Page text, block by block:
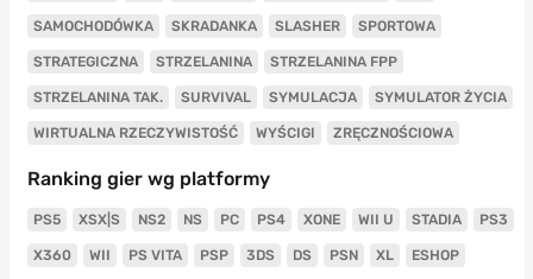
SAMOCHODÓWKA SKRADANKA SLASHER SPORTOWA
STRATEGICZNA STRZELANINA STRZELANINA FPP
STRZELANINA TAK. SURVIVAL SYMULACJA SYMULATOR ŻYCIA
WIRTUALNA RZECZYWISTOŚĆ WYŚCIGI ZRĘCZNOŚCIOWA
Ranking gier wg platformy
PS5 XSX|S NS2 NS PC PS4 XONE WII U STADIA PS3
X360 WII PS VITA PSP 3DS DS PSN XL ESHOP